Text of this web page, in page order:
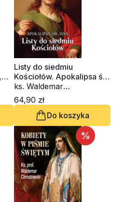
Listy do siedmiu
Kościołów. Apokalipsa św.
Jana
ks. Waldemar
Chrostowski
64,90 zł
Do koszyka
%